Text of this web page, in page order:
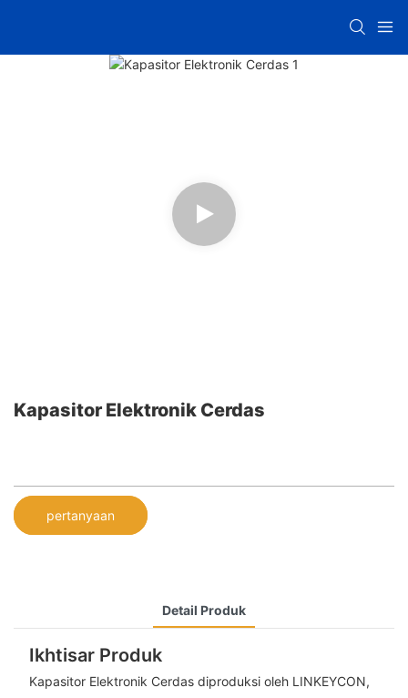
Kapasitor Elektronik Cerdas
pertanyaan
Detail Produk
Ikhtisar Produk
Kapasitor Elektronik Cerdas diproduksi oleh LINKEYCON,